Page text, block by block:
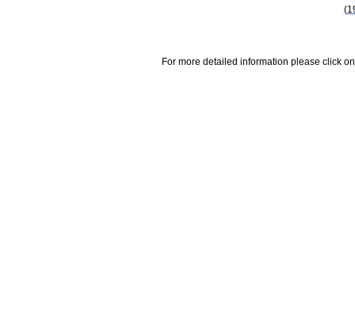
For more detailed information please click